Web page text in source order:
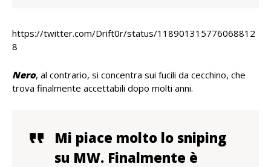
https://twitter.com/Drift0r/status/118901315776068812
8
Nero, al contrario, si concentra sui fucili da cecchino, che
trova finalmente accettabili dopo molti anni.
Mi piace molto lo sniping
su MW. Finalmente è